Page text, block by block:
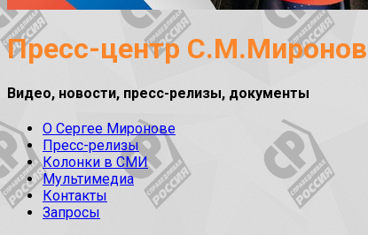
Пресс-центр
Видео, новости, пресс-релизы, документы
О Сергее Миронове
Пресс-релизы
Колонки в СМИ
Мультимедиа
Контакты
Запросы